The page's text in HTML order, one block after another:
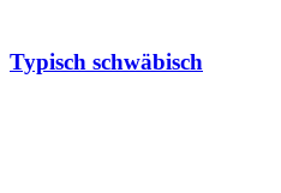
Typisch schwäbisch